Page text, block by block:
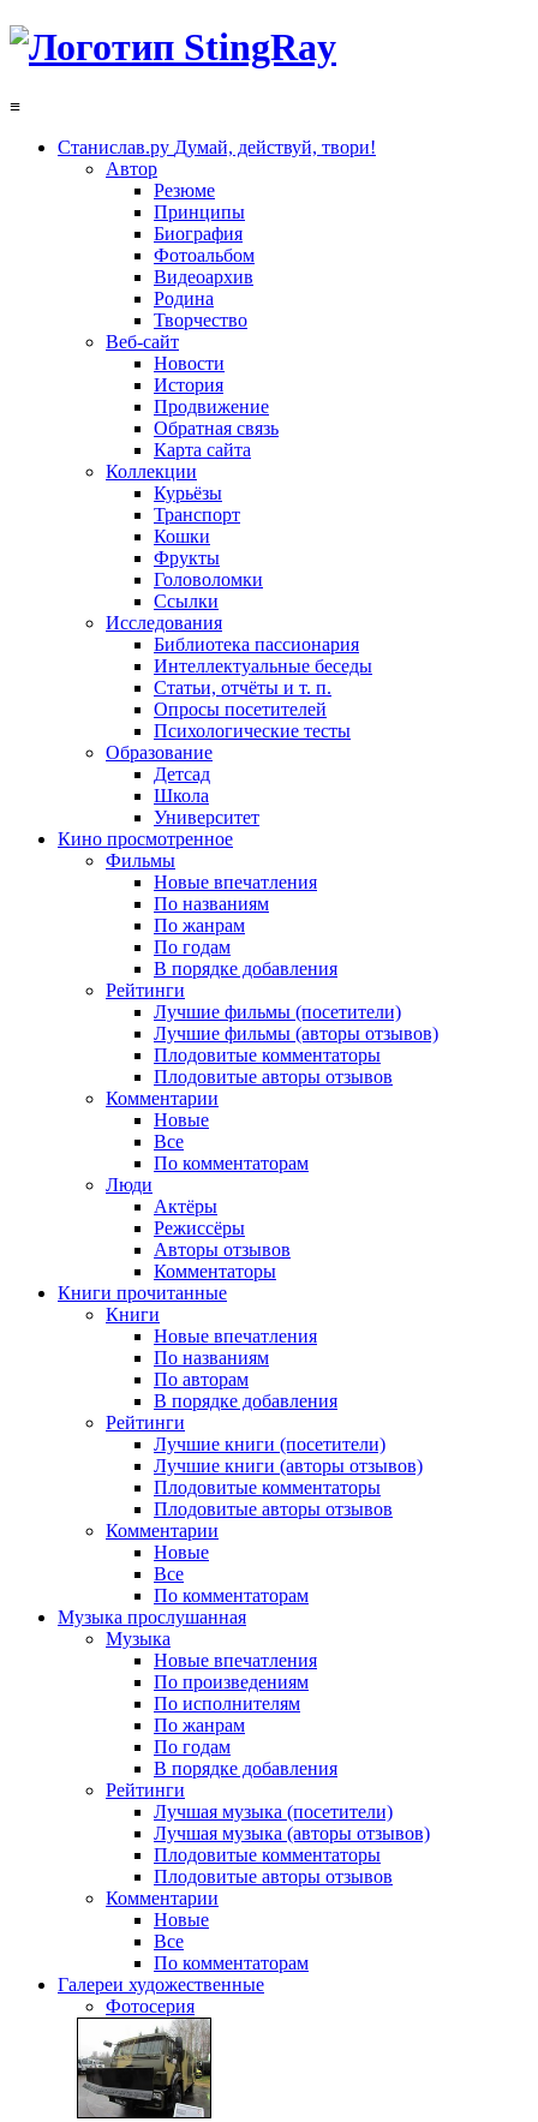
≡
Станислав.ру Думай, действуй, твори!
Автор
Резюме
Принципы
Биография
Фотоальбом
Видеоархив
Родина
Творчество
Веб-сайт
Новости
История
Продвижение
Обратная связь
Карта сайта
Коллекции
Курьёзы
Транспорт
Кошки
Фрукты
Головоломки
Ссылки
Исследования
Библиотека пассионария
Интеллектуальные беседы
Статьи, отчёты и т. п.
Опросы посетителей
Психологические тесты
Образование
Детсад
Школа
Университет
Кино просмотренное
Фильмы
Новые впечатления
По названиям
По жанрам
По годам
В порядке добавления
Рейтинги
Лучшие фильмы (посетители)
Лучшие фильмы (авторы отзывов)
Плодовитые комментаторы
Плодовитые авторы отзывов
Комментарии
Новые
Все
По комментаторам
Люди
Актёры
Режиссёры
Авторы отзывов
Комментаторы
Книги прочитанные
Книги
Новые впечатления
По названиям
По авторам
В порядке добавления
Рейтинги
Лучшие книги (посетители)
Лучшие книги (авторы отзывов)
Плодовитые комментаторы
Плодовитые авторы отзывов
Комментарии
Новые
Все
По комментаторам
Музыка прослушанная
Музыка
Новые впечатления
По произведениям
По исполнителям
По жанрам
По годам
В порядке добавления
Рейтинги
Лучшая музыка (посетители)
Лучшая музыка (авторы отзывов)
Плодовитые комментаторы
Плодовитые авторы отзывов
Комментарии
Новые
Все
По комментаторам
Галереи художественные
Фотосерия